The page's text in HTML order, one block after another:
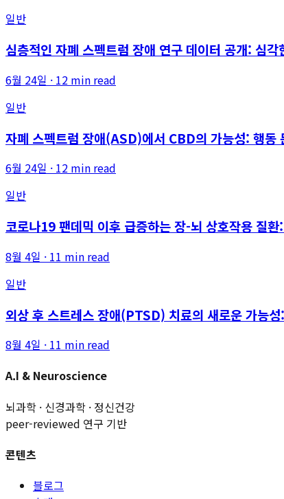
일반
심층적인 자폐 스펙트럼 장애 연구 데이터 공개: 심
6월 24일 · 12 min read
일반
자폐 스펙트럼 장애(ASD)에서 CBD의 가능성: 행동
6월 24일 · 12 min read
일반
코로나19 팬데믹 이후 급증하는 장-뇌 상호작용 질
8월 4일 · 11 min read
일반
외상 후 스트레스 장애(PTSD) 치료의 새로운 가능
8월 4일 · 11 min read
A.I & Neuroscience
뇌과학 · 신경과학 · 정신건강
peer-reviewed 연구 기반
콘텐츠
블로그